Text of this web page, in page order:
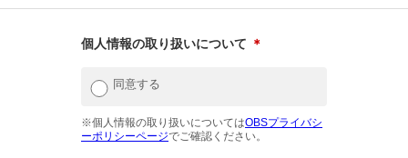
個人情報の取り扱いについて ＊
同意する
※個人情報の取り扱いについてはOBSプライバシ
ーポリシーページでご確認ください。